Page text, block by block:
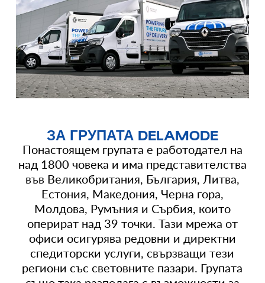
ЗА ГРУПАТА DELAMODE
Понастоящем групата е работодател на
над 1800 човека и има представителства
във Великобритания, България, Литва,
Естония, Македония, Черна гора,
Молдова, Румъния и Сърбия, които
оперират над 39 точки. Тази мрежа от
офиси осигурява редовни и директни
спедиторски услуги, свързващи тези
региони със световните пазари. Групата